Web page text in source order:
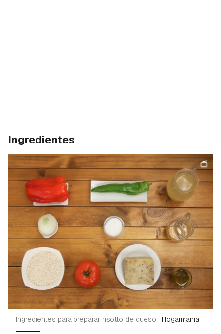
Ingredientes
Ingredientes para preparar risotto de queso | Hogarmania